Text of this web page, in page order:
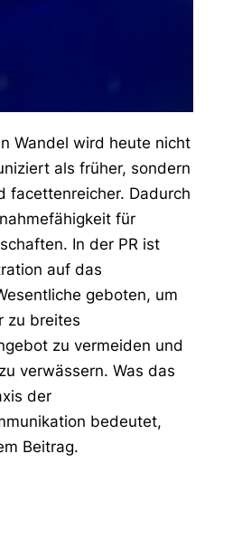
Wandel wird heute nicht
als früher, sondern
facettenreicher. Dadurch
für
In der PR ist
auf das
geboten, um
zu breites
zu vermeiden und
verwässern. Was das
der
bedeutet,
Beitrag.